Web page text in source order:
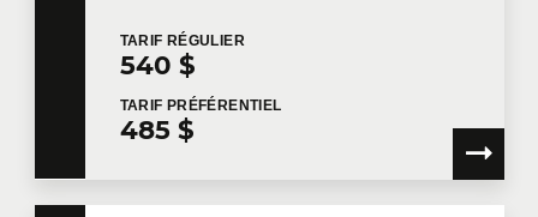
TARIF RÉGULIER
540 $
TARIF PRÉFÉRENTIEL
485 $